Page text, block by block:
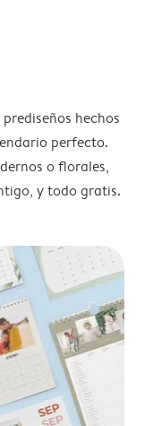
hechos
perfecto.
o florales,
y todo gratis.